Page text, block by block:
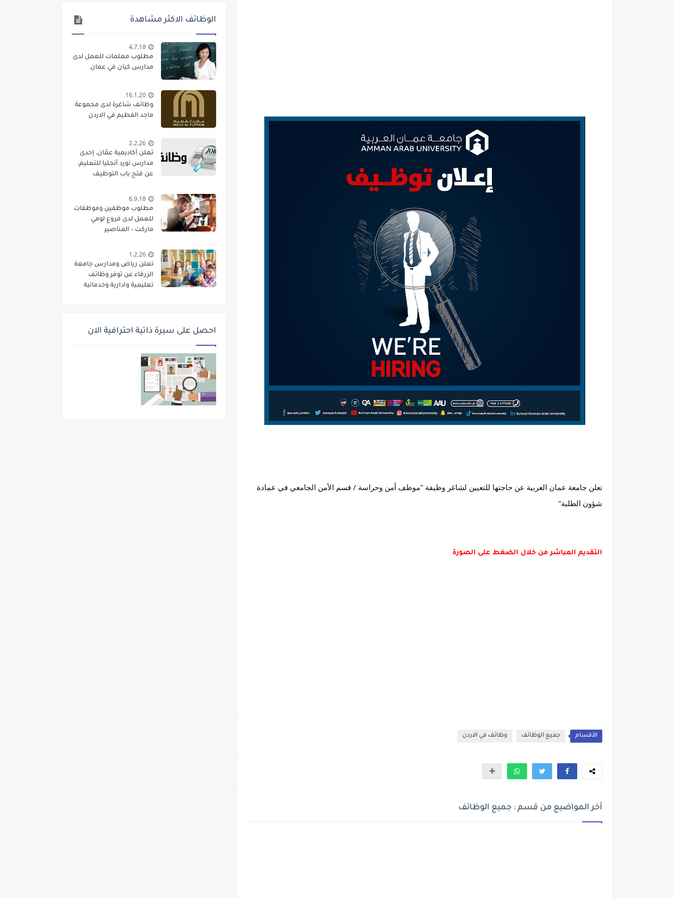
تعلن جامعة عمان العربية عن حاجتها للتعيين لشاغر وظيفة "موظف أمن وحراسة / قسم الأمن الجامعي في عمادة
شؤون الطلبة"
التقديم المباشر من خلال الضغط على الصورة
الأقسام جميع الوظائف وظائف في الاردن
أخر المواضيع من قسم : جميع الوظائف
الوظائف الاكثر مشاهدة
4.7.18
مطلوب معلمات للعمل لدى
مدارس كيان في عمان
16.1.20
وظائف شاغرة لدى مجموعة
ماجد الفطيم في الاردن
2.2.26
تعلن أكاديمية عمّان، إحدى
مدارس نورد أنجليا للتعليم،
عن فتح باب التوظيف
متميزة للانضمام إلى فريقها
الأكاديمي
6.9.18
مطلوب موظفين وموظفات
للعمل لدى فروع لومي
ماركت – المناصير
1.2.26
تعلن رياض ومدارس جامعة
الزرقاء عن توفر وظائف
تعليمية وادارية وخدماتية
احصل على سيرة ذاتية احترافية الان